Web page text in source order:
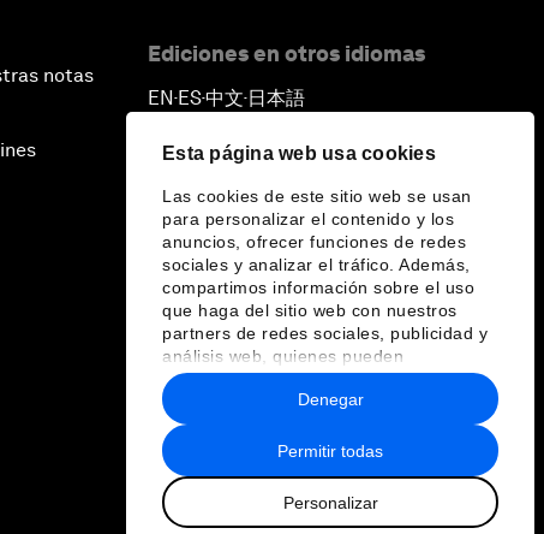
Esta página web usa cookies
Las cookies de este sitio web se usan
para personalizar el contenido y los
anuncios, ofrecer funciones de redes
sociales y analizar el tráfico. Además,
compartimos información sobre el uso
que haga del sitio web con nuestros
partners de redes sociales, publicidad y
análisis web, quienes pueden
combinarla con otra información que les
haya proporcionado o que hayan
recopilado a partir del uso que haya
hecho de sus servicios.
Permitir todas
Personalizar
Denegar
notas
Ediciones en otros idiomas
EN ▪ES▪中文▪ 日本語